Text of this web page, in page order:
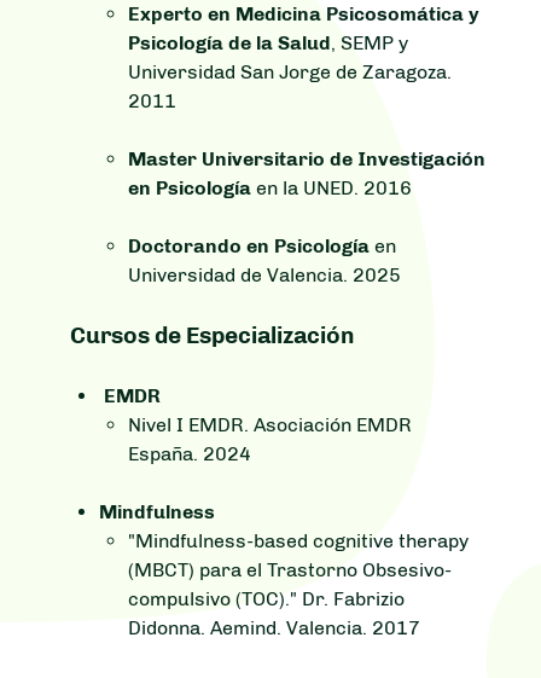
Experto en Medicina Psicosomática y
Psicología de la Salud, SEMP y
Universidad San Jorge de Zaragoza.
2011
Master Universitario de Investigación
en Psicología en la UNED. 2016
Doctorando en Psicología en
Universidad de Valencia. 2025
Cursos de Especialización
EMDR
Nivel I EMDR. Asociación EMDR
España. 2024
Mindfulness
"Mindfulness-based cognitive therapy
(MBCT) para el Trastorno Obsesivo-
compulsivo (TOC)." Dr. Fabrizio
Didonna. Aemind. Valencia. 2017